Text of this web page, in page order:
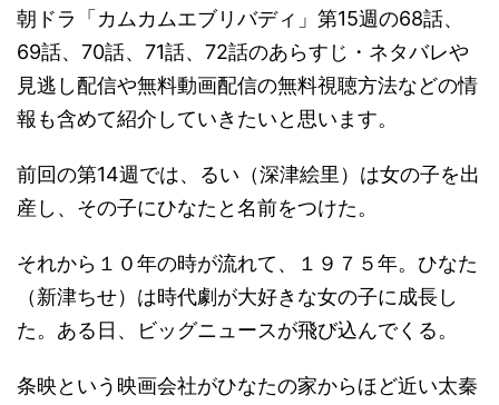
朝ドラ「カムカムエブリバディ」第15週の68話、
69話、70話、71話、72話のあらすじ・ネタバレや
見逃し配信や無料動画配信の無料視聴方法などの情
報も含めて紹介していきたいと思います。
前回の第14週では、るい（深津絵里）は女の子を出
産し、その子にひなたと名前をつけた。
それから１０年の時が流れて、１９７５年。ひなた
（新津ちせ）は時代劇が大好きな女の子に成長し
た。ある日、ビッグニュースが飛び込んでくる。
条映という映画会社がひなたの家からほど近い太秦